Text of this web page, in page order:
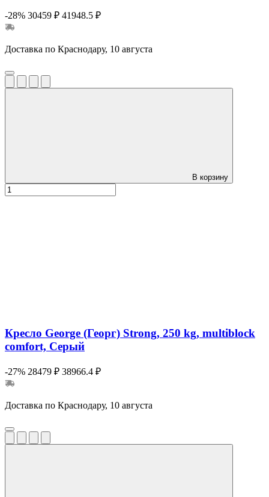
-28% 30459 ₽ 41948.5 ₽
Доставка по Краснодару, 10 августа
В корзину
Кресло George (Георг) Strong, 250 kg, multiblock
comfort, Серый
-27% 28479 ₽ 38966.4 ₽
Доставка по Краснодару, 10 августа